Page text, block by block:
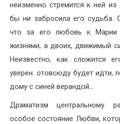
неизменно стремится к ней
бы ни забросила его судьба.
что за его любовь к Марии
жизнями, а двоих, движимый
Неизвестно, как сложится
уверен: отовсюду будет идти,
дому с синей верандой…
Драматизм центральному
особое состояние Любви,